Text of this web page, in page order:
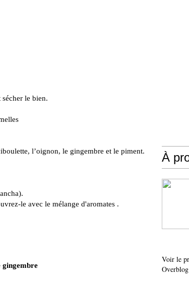
le bien.
l’oignon, le gingembre et le piment.
le avec le mélange d'aromates .
gingembre
À
Voir le
Overblog